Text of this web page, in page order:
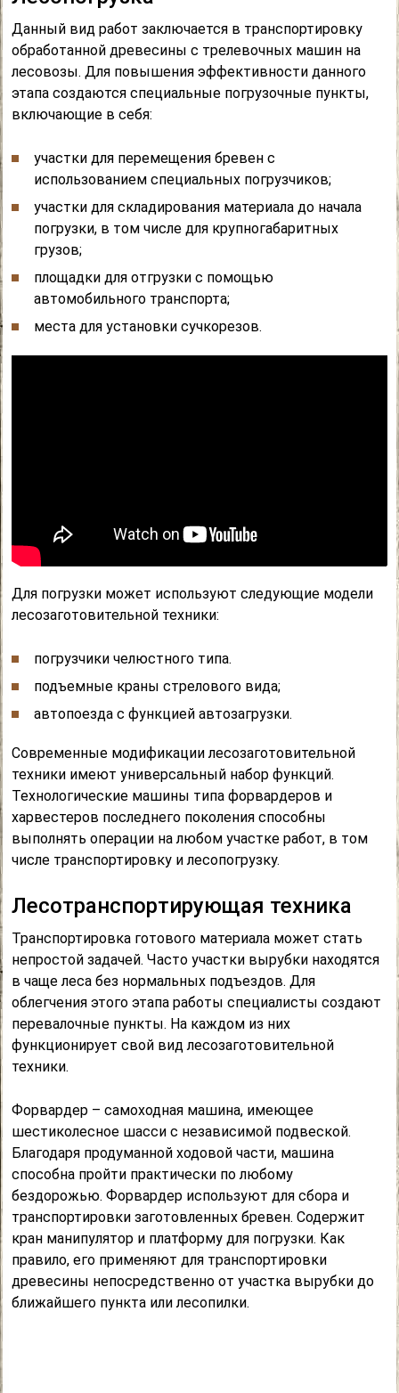
Данный вид работ заключается в транспортировку
обработанной древесины с трелевочных машин на
лесовозы. Для повышения эффективности данного
этапа создаются специальные погрузочные пункты,
включающие в себя:
участки для перемещения бревен с
использованием специальных погрузчиков;
участки для складирования материала до начала
погрузки, в том числе для крупногабаритных
грузов;
площадки для отгрузки с помощью
автомобильного транспорта;
места для установки сучкорезов.
Для погрузки может используют следующие модели
лесозаготовительной техники:
погрузчики челюстного типа.
подъемные краны стрелового вида;
автопоезда с функцией автозагрузки.
Современные модификации лесозаготовительной
техники имеют универсальный набор функций.
Технологические машины типа форвардеров и
харвестеров последнего поколения способны
выполнять операции на любом участке работ, в том
числе транспортировку и лесопогрузку.
Лесотранспортирующая техника
Транспортировка готового материала может стать
непростой задачей. Часто участки вырубки находятся
в чаще леса без нормальных подъездов. Для
облегчения этого этапа работы специалисты создают
перевалочные пункты. На каждом из них
функционирует свой вид лесозаготовительной
техники.
Форвардер – самоходная машина, имеющее
шестиколесное шасси с независимой подвеской.
Благодаря продуманной ходовой части, машина
способна пройти практически по любому
бездорожью. Форвардер используют для сбора и
транспортировки заготовленных бревен. Содержит
кран манипулятор и платформу для погрузки. Как
правило, его применяют для транспортировки
древесины непосредственно от участка вырубки до
ближайшего пункта или лесопилки.